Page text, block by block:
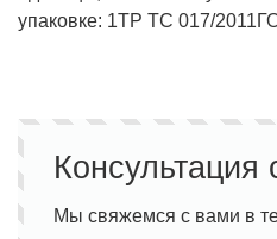
упаковке: 1ТР ТС 017/2011
Консультация
Мы свяжемся с вами в